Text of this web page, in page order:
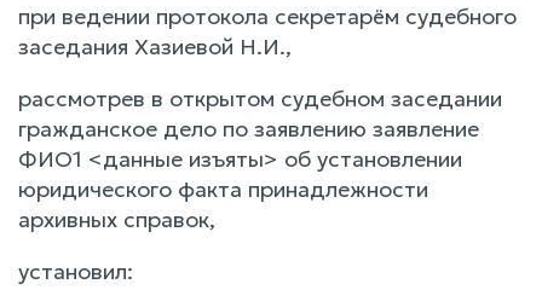
при ведении протокола секретарём судебного
заседания Хазиевой Н.И.,
рассмотрев в открытом судебном заседании
гражданское дело по заявлению заявление
ФИО1 <данные изъяты> об установлении
юридического факта принадлежности
архивных справок,
установил: